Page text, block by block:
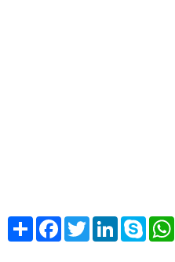
Share FacebookTwitterLinkedInSkype